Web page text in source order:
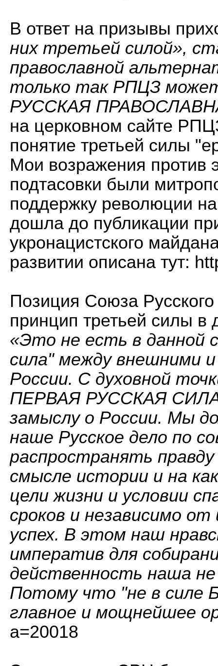
В ответ на призывы
них третьей силой»,
православной
только так РПЦЗ
РУССКАЯ
на церковном сайте
понятие третьей силы
Мои возражения против
подтасовки были
поддержку революции
дошла до публикации
укронацистского
развитии описана тут:
Позиция Союза
принцип третьей силы в
«Это не есть в данной
сила" между внешними
России. С духовной
ПЕРВАЯ РУССКАЯ
замыслу о России. Мы
наше Русское дело по
распространять
смысле истории и на
цели жизни и условии
сроков и независимо
успех. В этом наш
императив для
действенность наша не
Потому что "не в силе
главное и мощнейшее
a=20018